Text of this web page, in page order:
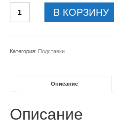
товара
надгробной
В КОРЗИНУ
Категория: Подставки
Описание
Описание